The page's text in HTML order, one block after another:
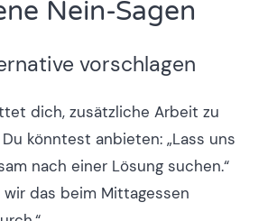
Nein-Sagen
vorschlagen
dich, zusätzliche Arbeit zu
könntest anbieten: „Lass uns
nach einer Lösung suchen.“
wir das beim Mittagessen